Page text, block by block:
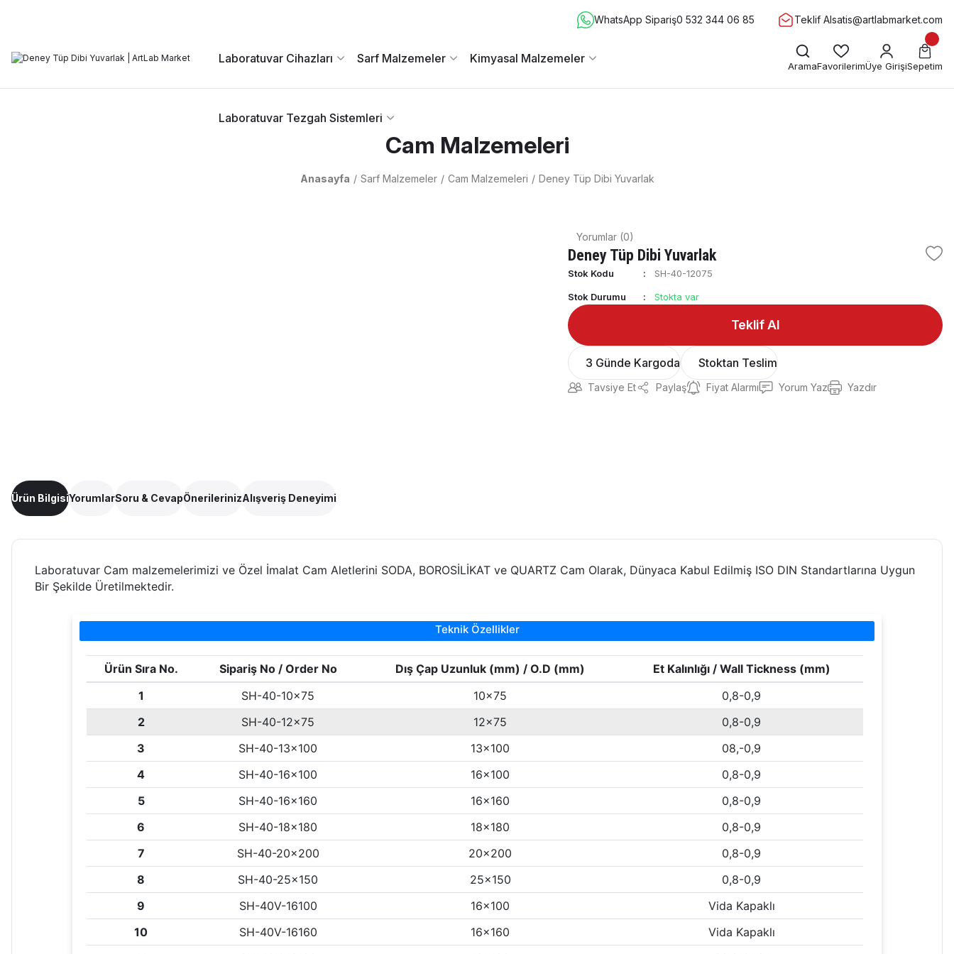
WhatsApp Sipariş0 532 344 06 85 Teklif Alsatis@artlabmarket.com
Laboratuvar Cihazları Sarf Malzemeler Kimyasal Malzemeler
Laboratuvar Tezgah Sistemleri
AramaFavorilerimÜye GirişiSepetim
Cam Malzemeleri
Anasayfa Sarf Malzemeler Cam Malzemeleri Deney Tüp Dibi Yuvarlak
Yorumlar (0)
Deney Tüp Dibi Yuvarlak
Stok Kodu SH-40-12075
Stok Durumu Stokta var
Teklif Al
3 Günde Kargoda Stoktan Teslim
Tavsiye Et Paylaş Fiyat Alarmı Yorum Yaz Yazdır
Ürün BilgisiYorumlarSoru & CevapÖnerilerinizAlışveriş Deneyimi
Laboratuvar Cam malzemelerimizi ve Özel İmalat Cam Aletlerini SODA, BOROSİLİKAT ve QUARTZ Cam Olarak, Dünyaca Kabul Edilmiş ISO DIN Standartlarına Uygun
Bir Şekilde Üretilmektedir.
Teknik Özellikler
Ürün Sıra No. Sipariş No / Order No Dış Çap Uzunluk (mm) / O.D (mm)
Et Kalınlığı / Wall Tickness (mm)
1
SH-40-10x75 10x75
0,8-0,9
2
SH-40-12x75 12x75
0,8-0,9
3
SH-40-13x100 13x100
08,-0,9
4
SH-40-16x100 16x100
0,8-0,9
5
SH-40-16x160 16x160
0,8-0,9
6
SH-40-18x180 18x180
0,8-0,9
7
SH-40-20x200 20x200
0,8-0,9
8
SH-40-25x150 25x150
0,8-0,9
9
SH-40V-16100 16x100
Vida Kapaklı
10
SH-40V-16160 16x160
Vida Kapaklı